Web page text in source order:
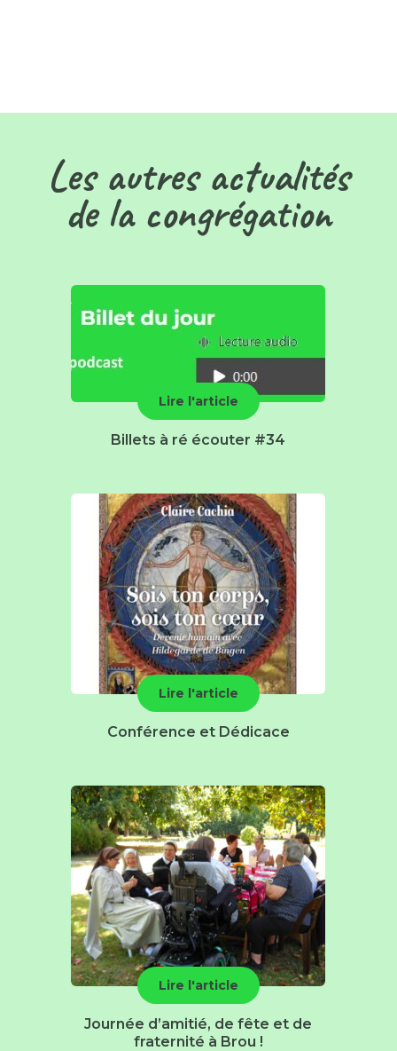
Les autres actualités
de la congrégation
Lire l'article
Billets à ré écouter #34
Lire l'article
Conférence et Dédicace
Lire l'article
Journée d’amitié, de fête et de
fraternité à Brou !